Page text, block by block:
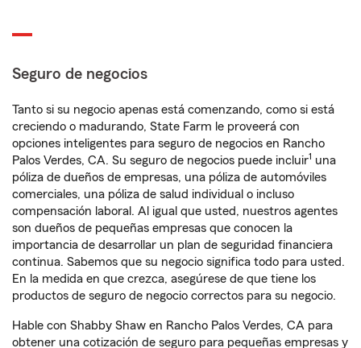
Seguro de negocios
Tanto si su negocio apenas está comenzando, como si está
creciendo o madurando, State Farm le proveerá con
opciones inteligentes para seguro de negocios en Rancho
Palos Verdes, CA. Su seguro de negocios puede incluir1 una
póliza de dueños de empresas, una póliza de automóviles
comerciales, una póliza de salud individual o incluso
compensación laboral. Al igual que usted, nuestros agentes
son dueños de pequeñas empresas que conocen la
importancia de desarrollar un plan de seguridad financiera
continua. Sabemos que su negocio significa todo para usted.
En la medida en que crezca, asegúrese de que tiene los
productos de seguro de negocio correctos para su negocio.
Hable con Shabby Shaw en Rancho Palos Verdes, CA para
obtener una cotización de seguro para pequeñas empresas y